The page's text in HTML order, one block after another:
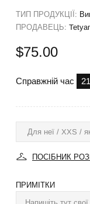
ТИП ПРОДУКЦІЇ:
ПРОДАВЕЦЬ:
$75.00
Справжній час 21
ПОСІБНИК
ПРИМІТКИ